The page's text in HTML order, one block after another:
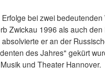
bei zwei
Zwickau 1996 als auch den
er an der
des Jahres" gekürt
und Theater Hannover.